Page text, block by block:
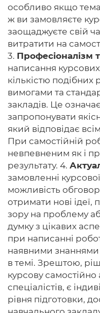
особливо якщо
ж ви замовляєте
заощаджуєте свій
витратити на
3. Професіоналізм
написання
кількістю подібних
вимогами та
закладів. Це
запропонувати
який відповідає
При самостійній
невпевненим як і
результату. 4.
замовленні
можливість
отримати нові ідеї,
зору на проблему
думку з цікавих
при написанні
наявними знаннями
в темі. Зрештою,
курсову самостійно
спеціалістів, є
рівня підготовки,